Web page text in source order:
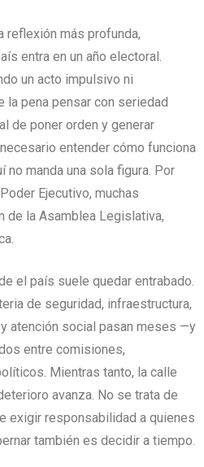
reflexión más profunda,
entra en un año electoral.
un acto impulsivo ni
la pena pensar con seriedad
de poner orden y generar
entender cómo funciona
no manda una sola figura. Por
Ejecutivo, muchas
de la Asamblea Legislativa,
el país suele quedar entrabado.
de seguridad, infraestructura,
atención social pasan meses —y
entre comisiones,
Mientras tanto, la calle
avanza. No se trata de
exigir responsabilidad a quienes
también es decidir a tiempo.